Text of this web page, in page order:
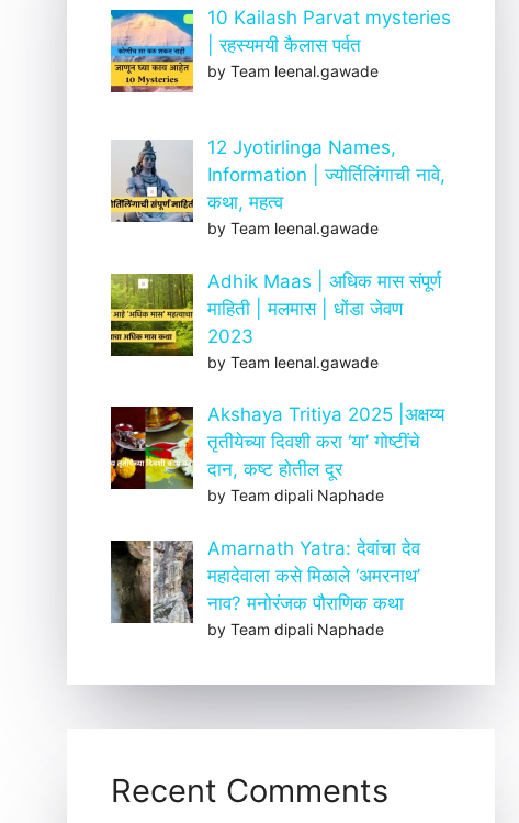
10 Kailash Parvat mysteries
| रहस्यमयी कैलास पर्वत
by Team leenal.gawade
12 Jyotirlinga Names,
Information | ज्योर्तिलिंगाची नावे,
कथा, महत्व
by Team leenal.gawade
Adhik Maas | अधिक मास संपूर्ण
माहिती | मलमास | धोंडा जेवण
2023
by Team leenal.gawade
Akshaya Tritiya 2025 |अक्षय्य
तृतीयेच्या दिवशी करा ‘या’ गोष्टींचे
दान, कष्ट होतील दूर
by Team dipali Naphade
Amarnath Yatra: देवांचा देव
महादेवाला कसे मिळाले ‘अमरनाथ’
नाव? मनोरंजक पौराणिक कथा
by Team dipali Naphade
Recent Comments